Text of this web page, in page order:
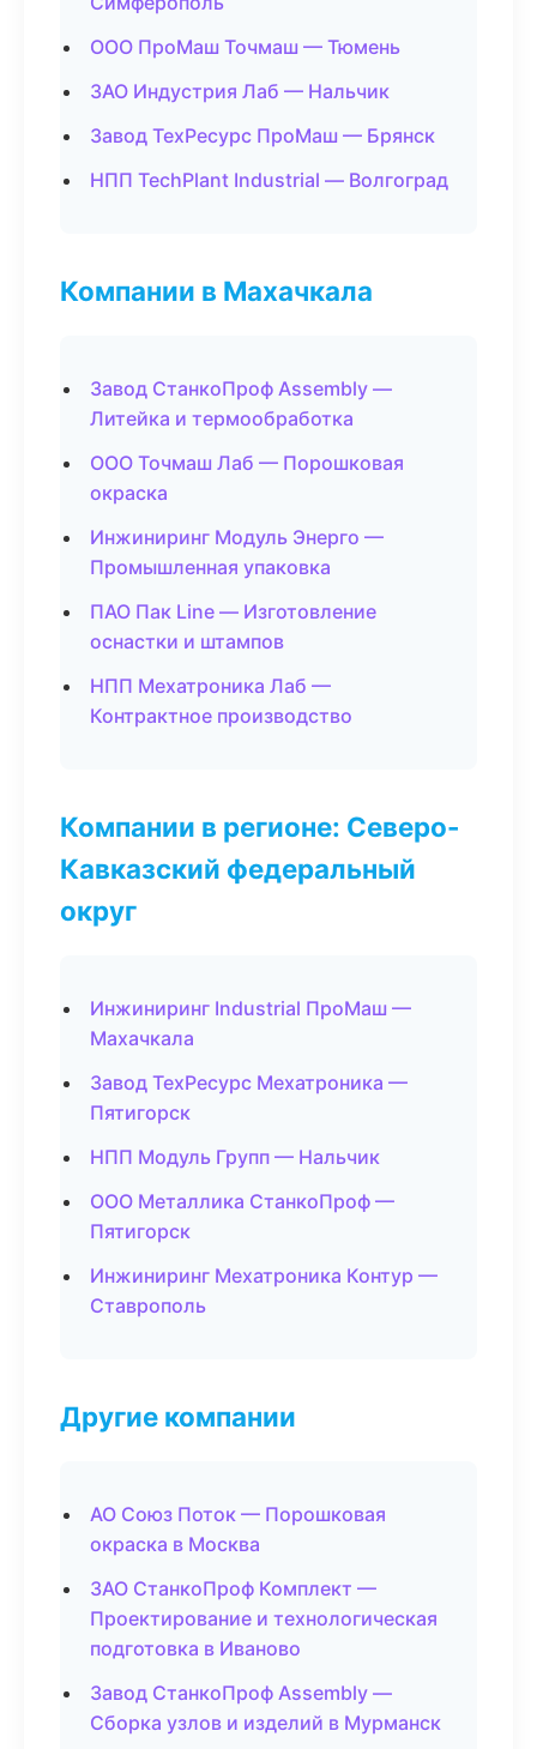
ООО ПроМаш Точмаш — Тюмень
ЗАО Индустрия Лаб — Нальчик
Завод ТехРесурс ПроМаш — Брянск
НПП TechPlant Industrial — Волгоград
Компании в Махачкала
Завод СтанкоПроф Assembly —
Литейка и термообработка
ООО Точмаш Лаб — Порошковая
окраска
Инжиниринг Модуль Энерго —
Промышленная упаковка
ПАО Пак Line — Изготовление
оснастки и штампов
НПП Мехатроника Лаб —
Контрактное производство
Компании в регионе: Северо-
Кавказский федеральный
округ
Инжиниринг Industrial ПроМаш —
Махачкала
Завод ТехРесурс Мехатроника —
Пятигорск
НПП Модуль Групп — Нальчик
ООО Металлика СтанкоПроф —
Пятигорск
Инжиниринг Мехатроника Контур —
Ставрополь
Другие компании
АО Союз Поток — Порошковая
окраска в Москва
ЗАО СтанкоПроф Комплект —
Проектирование и технологическая
подготовка в Иваново
Завод СтанкоПроф Assembly —
Сборка узлов и изделий в Мурманск